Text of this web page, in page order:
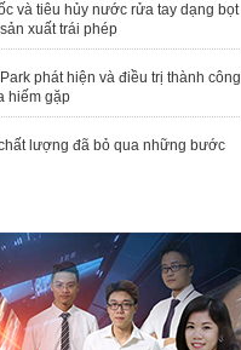
và tiêu hủy nước rửa tay dạng bọt
xuất trái phép
phát hiện và điều trị thành công
hiếm gặp
lượng đã bỏ qua những bước